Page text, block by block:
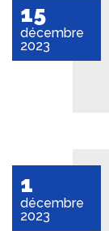
15
décembre
2023
1
décembre
2023